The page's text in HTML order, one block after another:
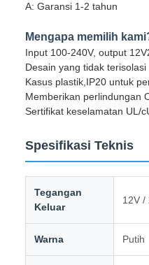
A: Garansi 1-2 tahun
Mengapa memilih
Input 100-240V, output
Desain yang tidak terisolasi
Kasus plastik,IP20 untuk
Memberikan perlindungan
Sertifikat keselamatan UL/
Spesifikasi Teknis
Tegangan
Keluar
12V /
Warna Putih